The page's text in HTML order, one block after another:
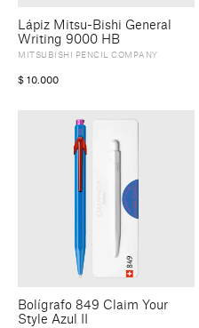
Lápiz Mitsu-Bishi General
Writing 9000 HB
MITSUBISHI PENCIL COMPANY
$ 10.000
Bolígrafo 849 Claim Your
Style Azul II